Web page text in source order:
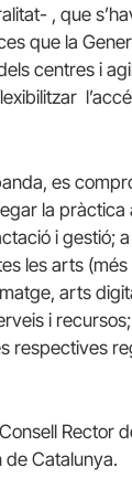
, que
que la
centres i
es
la pràctica
i gestió;
les arts
arts
i
respectives
Rector
de Catalunya.